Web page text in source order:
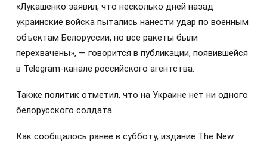
«Лукашенко заявил, что несколько дней назад
украинские войска пытались нанести удар по военным
объектам Белоруссии, но все ракеты были
перехвачены», — говорится в публикации, появившейся
в Telegram-канале российского агентства.
Также политик отметил, что на Украине нет ни одного
белорусского солдата.
Как сообщалось ранее в субботу, издание The New